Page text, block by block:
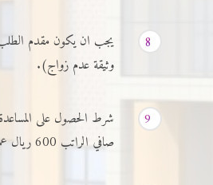
8
يجب ان يكون مقدم
وثيقة عدم زواج).
9
شرط الحصول على المساعدة
صافي الراتب 600 ريال عماني للاسرة